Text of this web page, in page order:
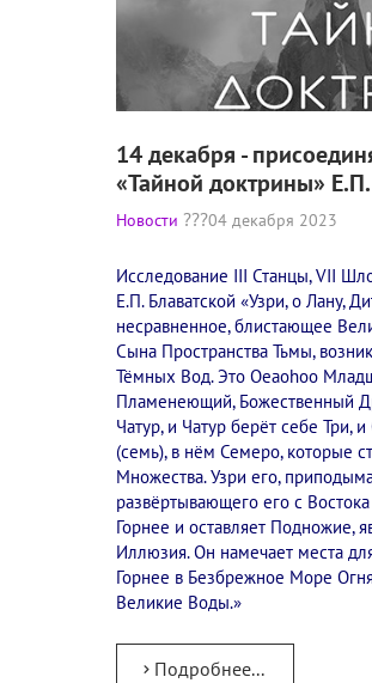
14 декабря -
«Тайной доктрины» Е.П.
Новости 04 декабря 2023
Исследование III Станцы, VII
Е.П. Блаватской «Узри, о Лану,
несравненное, блистающее
Сына Пространства Тьмы,
Тёмных Вод. Это Oeaohoo
Пламенеющий, Божественный
Чатур, и Чатур берёт себе Три,
(семь), в нём Семеро, которые
Множества. Узри его,
развёртывающего его с
Горнее и оставляет Подножие,
Иллюзия. Он намечает места
Горнее в Безбрежное Море
Великие Воды.»
Подробнее...